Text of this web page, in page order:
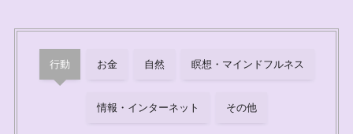
行動 お金 自然 瞑想・マインドフルネス
情報・インターネット その他